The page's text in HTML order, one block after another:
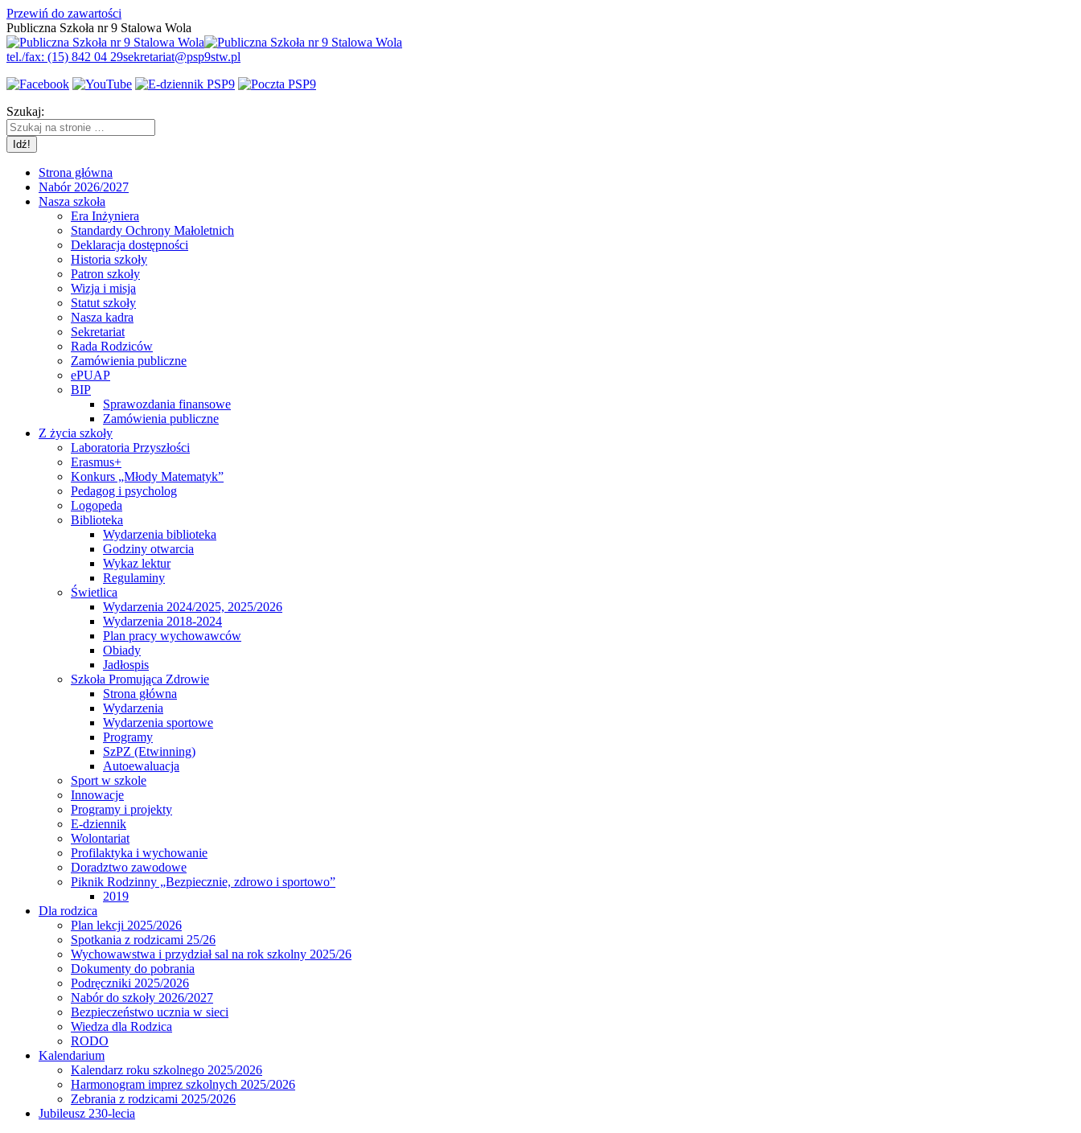
Przewiń do zawartości
Publiczna Szkoła nr 9 Stalowa Wola
tel./fax: (15) 842 04 29sekretariat@psp9stw.pl
Szukaj:
Strona główna
Nabór 2026/2027
Nasza szkoła
Era Inżyniera
Standardy Ochrony Małoletnich
Deklaracja dostępności
Historia szkoły
Patron szkoły
Wizja i misja
Statut szkoły
Nasza kadra
Sekretariat
Rada Rodziców
Zamówienia publiczne
ePUAP
BIP
Sprawozdania finansowe
Zamówienia publiczne
Z życia szkoły
Laboratoria Przyszłości
Erasmus+
Konkurs „Młody Matematyk”
Pedagog i psycholog
Logopeda
Biblioteka
Wydarzenia biblioteka
Godziny otwarcia
Wykaz lektur
Regulaminy
Świetlica
Wydarzenia 2024/2025, 2025/2026
Wydarzenia 2018-2024
Plan pracy wychowawców
Obiady
Jadłospis
Szkoła Promująca Zdrowie
Strona główna
Wydarzenia
Wydarzenia sportowe
Programy
SzPZ (Etwinning)
Autoewaluacja
Sport w szkole
Innowacje
Programy i projekty
E-dziennik
Wolontariat
Profilaktyka i wychowanie
Doradztwo zawodowe
Piknik Rodzinny „Bezpiecznie, zdrowo i sportowo”
2019
Dla rodzica
Plan lekcji 2025/2026
Spotkania z rodzicami 25/26
Wychowawstwa i przydział sal na rok szkolny 2025/26
Dokumenty do pobrania
Podręczniki 2025/2026
Nabór do szkoły 2026/2027
Bezpieczeństwo ucznia w sieci
Wiedza dla Rodzica
RODO
Kalendarium
Kalendarz roku szkolnego 2025/2026
Harmonogram imprez szkolnych 2025/2026
Zebrania z rodzicami 2025/2026
Jubileusz 230-lecia